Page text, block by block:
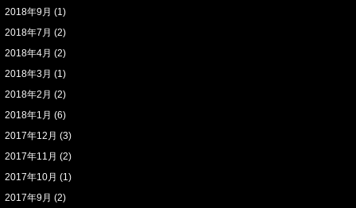
2018年9月 (1)
2018年7月 (2)
2018年4月 (2)
2018年3月 (1)
2018年2月 (2)
2018年1月 (6)
2017年12月 (3)
2017年11月 (2)
2017年10月 (1)
2017年9月 (2)